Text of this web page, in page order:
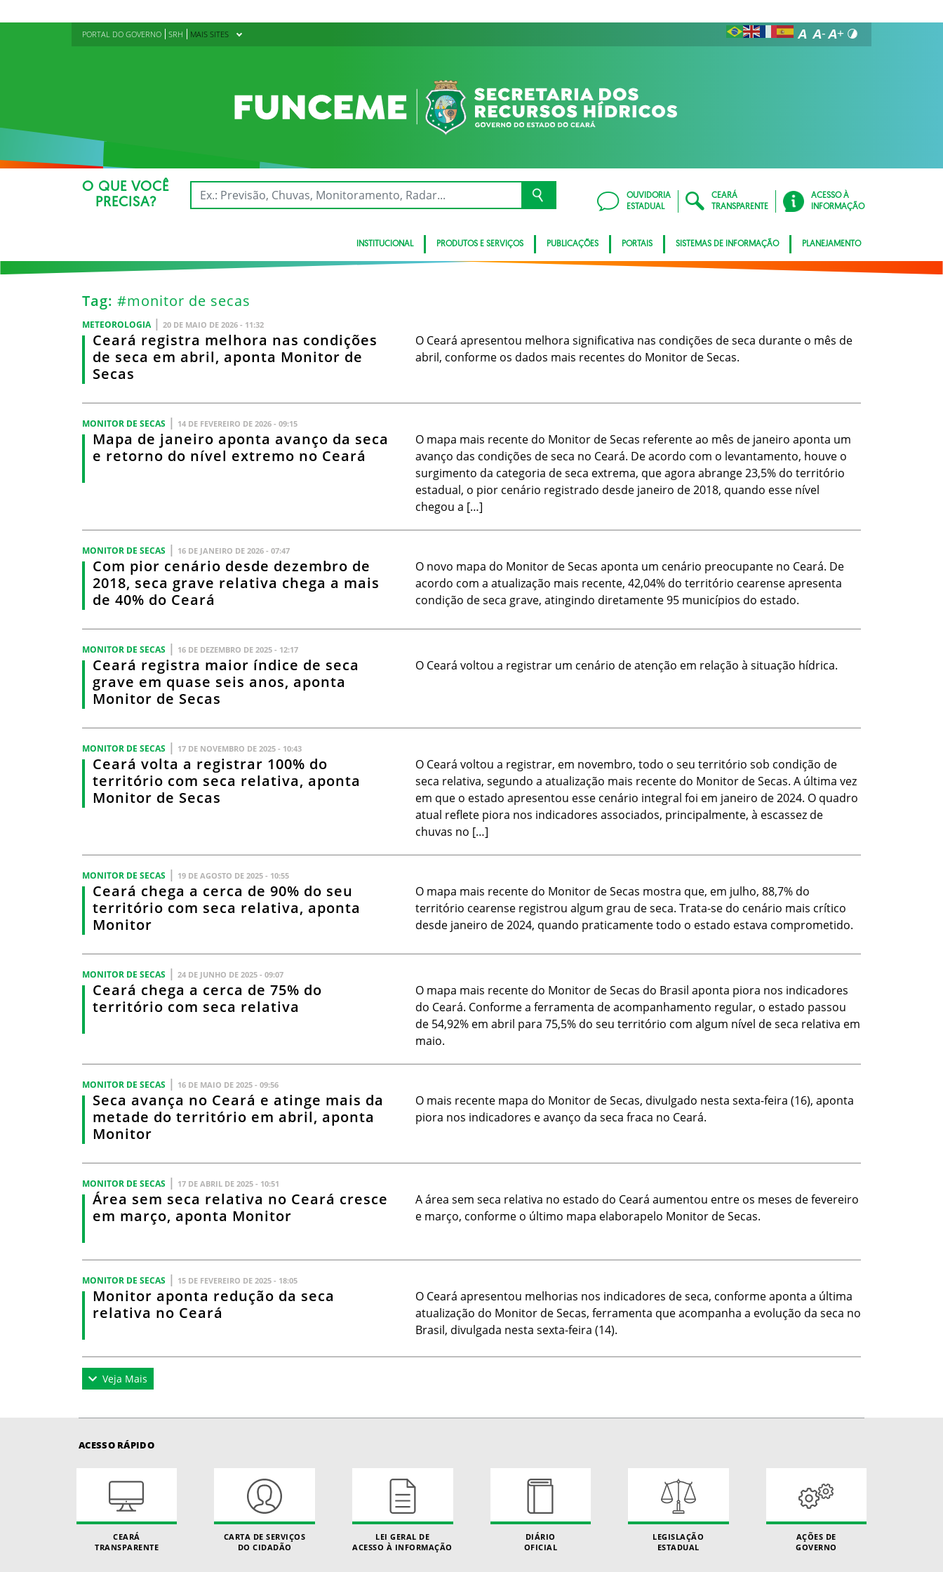
PORTAL DO GOVERNO SRH MAIS SITES
O QUE VOCÊ
PRECISA?
OUVIDORIA
ESTADUAL
CEARÁ
TRANSPARENTE
ACESSO À
INFORMAÇÃO
INSTITUCIONAL PRODUTOS E SERVIÇOS PUBLICAÇÕES PORTAIS SISTEMAS DE INFORMAÇÃO PLANEJAMENTO
Tag: #monitor de secas
METEOROLOGIA | 20 DE MAIO DE 2026 - 11:32
Ceará registra melhora nas condições
de seca em abril, aponta Monitor de
Secas
O Ceará apresentou melhora significativa nas condições de seca durante o mês de
abril, conforme os dados mais recentes do Monitor de Secas.
MONITOR DE SECAS | 14 DE FEVEREIRO DE 2026 - 09:15
Mapa de janeiro aponta avanço da seca
e retorno do nível extremo no Ceará
O mapa mais recente do Monitor de Secas referente ao mês de janeiro aponta um
avanço das condições de seca no Ceará. De acordo com o levantamento, houve o
surgimento da categoria de seca extrema, que agora abrange 23,5% do território
estadual, o pior cenário registrado desde janeiro de 2018, quando esse nível
chegou a […]
MONITOR DE SECAS | 16 DE JANEIRO DE 2026 - 07:47
Com pior cenário desde dezembro de
2018, seca grave relativa chega a mais
de 40% do Ceará
O novo mapa do Monitor de Secas aponta um cenário preocupante no Ceará. De
acordo com a atualização mais recente, 42,04% do território cearense apresenta
condição de seca grave, atingindo diretamente 95 municípios do estado.
MONITOR DE SECAS | 16 DE DEZEMBRO DE 2025 - 12:17
Ceará registra maior índice de seca
grave em quase seis anos, aponta
Monitor de Secas
O Ceará voltou a registrar um cenário de atenção em relação à situação hídrica.
MONITOR DE SECAS | 17 DE NOVEMBRO DE 2025 - 10:43
Ceará volta a registrar 100% do
território com seca relativa, aponta
Monitor de Secas
O Ceará voltou a registrar, em novembro, todo o seu território sob condição de
seca relativa, segundo a atualização mais recente do Monitor de Secas. A última vez
em que o estado apresentou esse cenário integral foi em janeiro de 2024. O quadro
atual reflete piora nos indicadores associados, principalmente, à escassez de
chuvas no […]
MONITOR DE SECAS | 19 DE AGOSTO DE 2025 - 10:55
Ceará chega a cerca de 90% do seu
território com seca relativa, aponta
Monitor
O mapa mais recente do Monitor de Secas mostra que, em julho, 88,7% do
território cearense registrou algum grau de seca. Trata-se do cenário mais crítico
desde janeiro de 2024, quando praticamente todo o estado estava comprometido.
MONITOR DE SECAS | 24 DE JUNHO DE 2025 - 09:07
Ceará chega a cerca de 75% do
território com seca relativa
O mapa mais recente do Monitor de Secas do Brasil aponta piora nos indicadores
do Ceará. Conforme a ferramenta de acompanhamento regular, o estado passou
de 54,92% em abril para 75,5% do seu território com algum nível de seca relativa em
maio.
MONITOR DE SECAS | 16 DE MAIO DE 2025 - 09:56
Seca avança no Ceará e atinge mais da
metade do território em abril, aponta
Monitor
O mais recente mapa do Monitor de Secas, divulgado nesta sexta-feira (16), aponta
piora nos indicadores e avanço da seca fraca no Ceará.
MONITOR DE SECAS | 17 DE ABRIL DE 2025 - 10:51
Área sem seca relativa no Ceará cresce
em março, aponta Monitor
A área sem seca relativa no estado do Ceará aumentou entre os meses de fevereiro
e março, conforme o último mapa elaborapelo Monitor de Secas.
MONITOR DE SECAS | 15 DE FEVEREIRO DE 2025 - 18:05
Monitor aponta redução da seca
relativa no Ceará
O Ceará apresentou melhorias nos indicadores de seca, conforme aponta a última
atualização do Monitor de Secas, ferramenta que acompanha a evolução da seca no
Brasil, divulgada nesta sexta-feira (14).
Veja Mais
ACESSO RÁPIDO
CEARÁ
TRANSPARENTE
CARTA DE SERVIÇOS
DO CIDADÃO
LEI GERAL DE
ACESSO À INFORMAÇÃO
DIÁRIO
OFICIAL
LEGISLAÇÃO
ESTADUAL
AÇÕES DE
GOVERNO